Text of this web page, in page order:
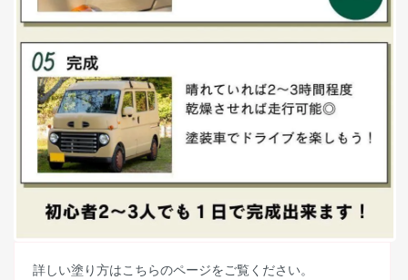
詳しい塗り方はこちらのページをご覧ください。